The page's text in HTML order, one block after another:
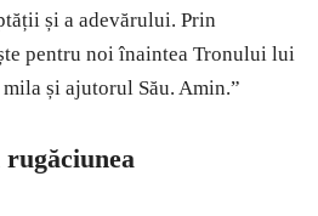
și a adevărului. Prin
pentru noi înaintea Tronului lui
și ajutorul Său. Amin.”